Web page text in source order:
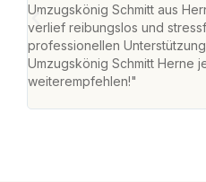
Umzugskönig Schmitt aus
verlief reibungslos und
professionellen
Umzugskönig Schmitt Herne
weiterempfehlen!"